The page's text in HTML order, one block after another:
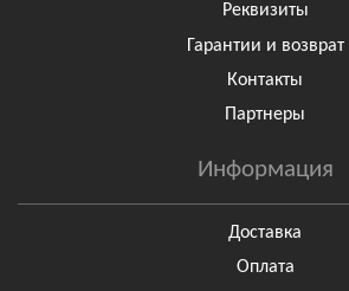
Реквизиты
Гарантии и возврат
Контакты
Партнеры
Информация
Доставка
Оплата